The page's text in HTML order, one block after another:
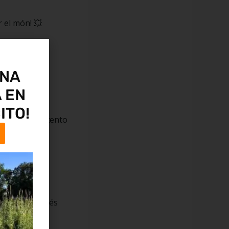
el món! 💥
em dius i intento
ronyó: no és
EN